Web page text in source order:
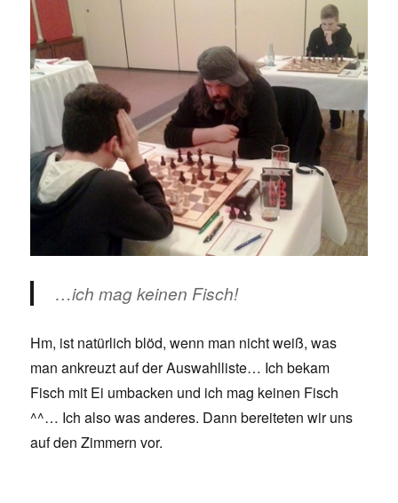
…ich mag keinen Fisch!
Hm, ist natürlich blöd, wenn man nicht weiß, was
man ankreuzt auf der Auswahlliste… Ich bekam
Fisch mit Ei umbacken und ich mag keinen Fisch
^^… Ich also was anderes. Dann bereiteten wir uns
auf den Zimmern vor.